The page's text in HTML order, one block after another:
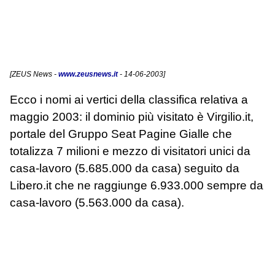
[ZEUS News - www.zeusnews.it- 14-06-2003]
Ecco i nomi ai vertici della classifica relativa a
maggio 2003: il dominio più visitato è Virgilio.it,
portale del Gruppo Seat Pagine Gialle che
totalizza 7 milioni e mezzo di visitatori unici da
casa-lavoro (5.685.000 da casa) seguito da
Libero.it che ne raggiunge 6.933.000 sempre da
casa-lavoro (5.563.000 da casa).